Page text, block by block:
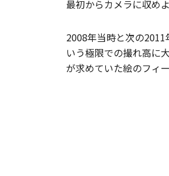
最初からカメラに収め
2008年当時と次の
いう極限での撮れ高に
が求めていた絵のフィ